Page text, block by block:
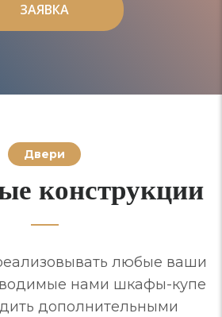
ЗАЯВКА
ЗАЯВКА
Двери
конструкции
любые ваши
нами шкафы-купе
дополнительными